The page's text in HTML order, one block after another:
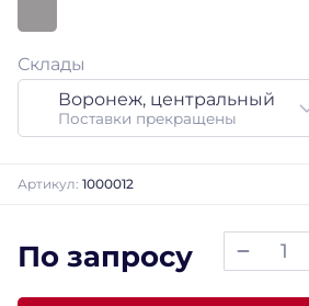
Склады
Воронеж, центральный
Поставки прекращены
Артикул: 1000012
По запросу